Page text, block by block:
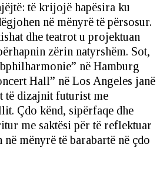
të krijojë hapësira ku
në mënyrë të përsosur.
dhe teatrot u projektuan
zërin natyrshëm. Sot,
në Hamburg
Hall” në Los Angeles janë
të dizajnit futurist me
Çdo kënd, sipërfaqe dhe
me saktësi për të reflektuar
në mënyrë të barabartë në çdo